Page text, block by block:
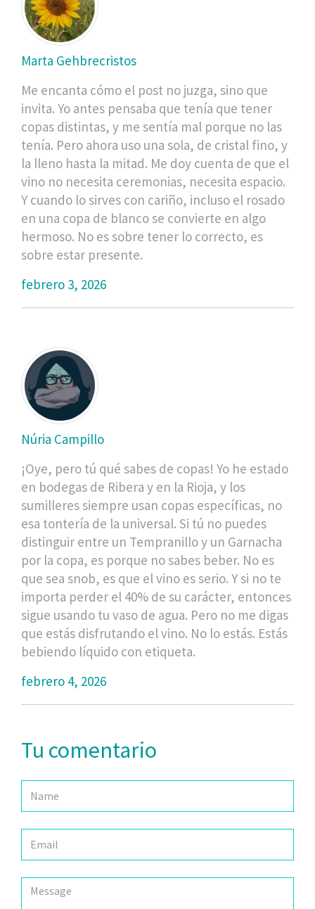
Marta Gehbrecristos
Me encanta cómo el post no juzga, sino que
invita. Yo antes pensaba que tenía que tener
copas distintas, y me sentía mal porque no las
tenía. Pero ahora uso una sola, de cristal fino, y
la lleno hasta la mitad. Me doy cuenta de que el
vino no necesita ceremonias, necesita espacio.
Y cuando lo sirves con cariño, incluso el rosado
en una copa de blanco se convierte en algo
hermoso. No es sobre tener lo correcto, es
sobre estar presente.
febrero 3, 2026
Núria Campillo
¡Oye, pero tú qué sabes de copas! Yo he estado
en bodegas de Ribera y en la Rioja, y los
sumilleres siempre usan copas específicas, no
esa tontería de la universal. Si tú no puedes
distinguir entre un Tempranillo y un Garnacha
por la copa, es porque no sabes beber. No es
que sea snob, es que el vino es serio. Y si no te
importa perder el 40% de su carácter, entonces
sigue usando tu vaso de agua. Pero no me digas
que estás disfrutando el vino. No lo estás. Estás
bebiendo líquido con etiqueta.
febrero 4, 2026
Tu comentario